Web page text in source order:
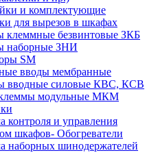
и комплектующие
для вырезов в шкафах
клеммные безвинтовые ЗКБ
наборные ЗНИ
SM
вводы мембранные
вводные силовые КВС, КСВ
модульные МКМ
контроля и управления
шкафов- Обогреватели
наборных шинодержателей